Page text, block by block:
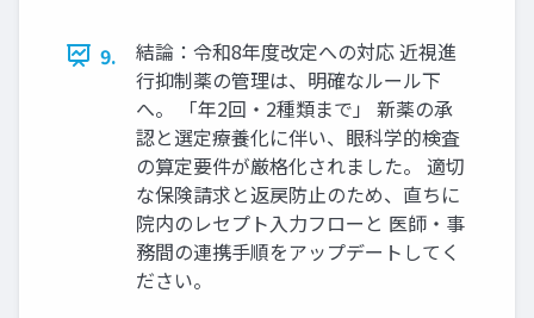
9.
結論：令和8年度改定への対応 近視進
行抑制薬の管理は、明確なルール下
へ。 「年2回・2種類まで」 新薬の承
認と選定療養化に伴い、眼科学的検査
の算定要件が厳格化されました。 適切
な保険請求と返戻防止のため、直ちに
院内のレセプト入力フローと 医師・事
務間の連携手順をアップデートしてく
ださい。